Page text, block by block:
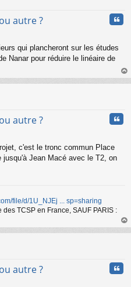
autre ?
qui plancheront sur les études
Nanar pour réduire le linéaire de
au
autre ?
c'est le tronc commun Place
Jean Macé avec le T2, on
file/d/1U_NJEj ... sp=sharing
TCSP en France, SAUF PARIS :
au
autre ?